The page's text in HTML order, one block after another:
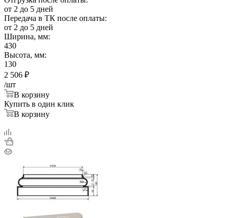
от 2 до 5 дней
Передача в ТК после оплаты:
от 2 до 5 дней
Ширина, мм:
430
Высота, мм:
130
2 506 ₽
/шт
В корзину
Купить в один клик
В корзину